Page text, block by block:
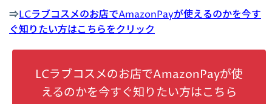
⇒LCラブコスメのお店でAmazonPayが使えるのかを今す
ぐ知りたい方はこちらをクリック
LCラブコスメのお店でAmazonPayが使
えるのかを今すぐ知りたい方はこちら